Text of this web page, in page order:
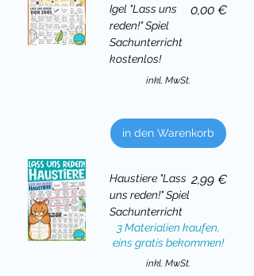
Igel "Lass uns
reden!" Spiel
Sachunterricht
kostenlos!
Preis
0,00 €
inkl. MwSt.
in den Warenkorb
Haustiere "Lass
uns reden!" Spiel
Sachunterricht
Preis
2,99 €
3 Materialien kaufen,
eins gratis bekommen!
inkl. MwSt.